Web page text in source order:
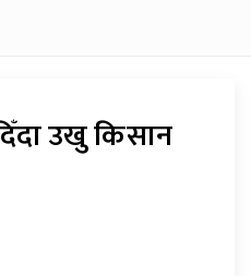
उखु किसान